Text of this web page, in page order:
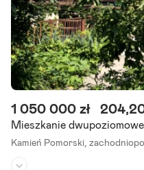
Mieszkanie
Kamień Pomorski,
1 050 000 zł